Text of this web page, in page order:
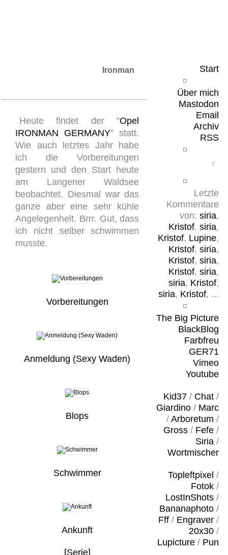
Start
Über mich
Mastodon
Email
Archiv
RSS
Letzte
Kommentare
von: siria,
Kristof, siria,
Kristof, Lupine,
Kristof, siria,
Kristof, siria,
Kristof, siria,
siria, Kristof,
siria, Kristof, ...
The Big Picture
BlackBlog
Farbfreu
GER71
Vimeo
Youtube
Kid37/ Chat/
Giardino/ Marc
/ Arboretum /
Gross/ Fefe/
Siria/
Wortmischer
Topleftpixel /
Fotok/
LostInShots/
Bananaphoto/
Fff/ Engraver/
20x30/
Lupicture/ Pun
Ironman
Heute findet der "Opel
IRONMAN GERMANY" statt.
Wie auch letztes Jahr habe
ich die Vorbereitungen
gestern und den Start heute
am Langener Waldsee
beobachtet. Diesmal war das
ganze aber eine sehr kühle
Angelegenheit. Brrr. Gut, dass
ich nicht selber schwimmen
musste.
Vorbereitungen
Anmeldung (Sexy Waden)
Blops
Schwimmer
Ankunft
[Serie]